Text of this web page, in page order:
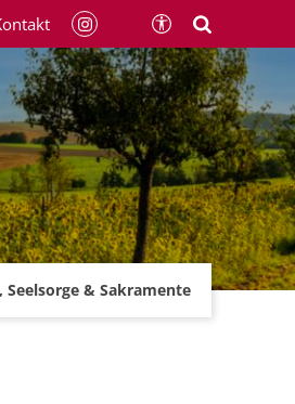
Seelsorge & Sakramente